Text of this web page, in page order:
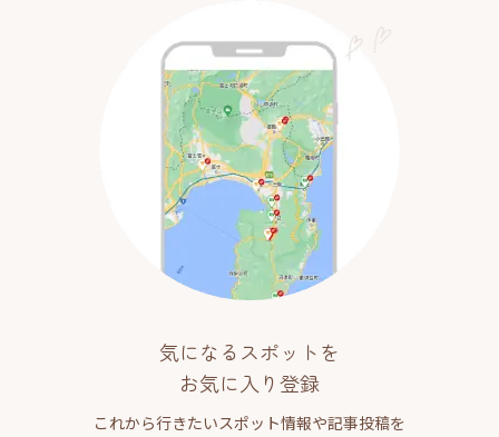
気になるスポットを
お気に入り登録
これから行きたいスポット情報や記事投稿を